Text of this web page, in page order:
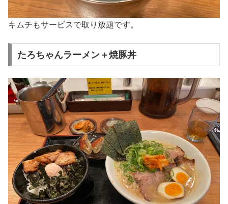
キムチもサービスで取り放題です。
たろちゃんラーメン＋焼豚丼